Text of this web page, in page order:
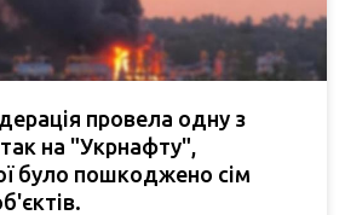
провела одну з
на "Укрнафту",
було пошкоджено сім